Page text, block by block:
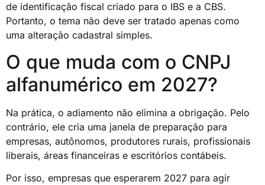
de identificação fiscal criado para o IBS e a CBS.
Portanto, o tema não deve ser tratado apenas como
uma alteração cadastral simples.
O que muda com o CNPJ
alfanumérico em 2027?
Na prática, o adiamento não elimina a obrigação. Pelo
contrário, ele cria uma janela de preparação para
empresas, autônomos, produtores rurais, profissionais
liberais, áreas financeiras e escritórios contábeis.
Por isso, empresas que esperarem 2027 para agir